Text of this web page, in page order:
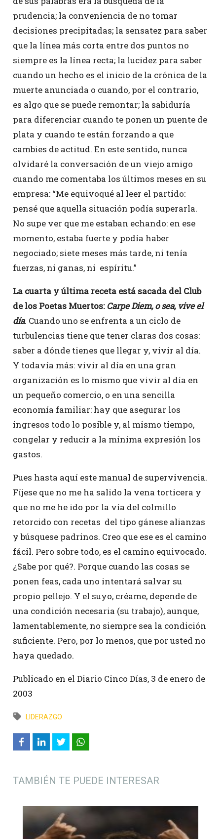
prudencia; la conveniencia de no tomar
decisiones precipitadas; la sensatez para saber
que la línea más corta entre dos puntos no
siempre es la línea recta; la lucidez para saber
cuando un hecho es el inicio de la crónica de la
muerte anunciada o cuando, por el contrario,
es algo que se puede remontar; la sabiduría
para diferenciar cuando te ponen un puente de
plata y cuando te están forzando a que
cambies de actitud. En este sentido, nunca
olvidaré la conversación de un viejo amigo
cuando me comentaba los últimos meses en su
empresa: “Me equivoqué al leer el partido:
pensé que aquella situación podía superarla.
No supe ver que me estaban echando: en ese
momento, estaba fuerte y podía haber
negociado; siete meses más tarde, ni tenía
fuerzas, ni ganas, ni espíritu.”
La cuarta y última receta está sacada del Club
de los Poetas Muertos: Carpe Diem, o sea, vive el
día. Cuando uno se enfrenta a un ciclo de
turbulencias tiene que tener claras dos cosas:
saber a dónde tienes que llegar y, vivir al día.
Y todavía más: vivir al día en una gran
organización es lo mismo que vivir al día en
un pequeño comercio, o en una sencilla
economía familiar: hay que asegurar los
ingresos todo lo posible y, al mismo tiempo,
congelar y reducir a la mínima expresión los
gastos.
Pues hasta aquí este manual de supervivencia.
Fíjese que no me ha salido la vena torticera y
que no me he ido por la vía del colmillo
retorcido con recetas del tipo gánese alianzas
y búsquese padrinos. Creo que ese es el camino
fácil. Pero sobre todo, es el camino equivocado.
¿Sabe por qué?. Porque cuando las cosas se
ponen feas, cada uno intentará salvar su
propio pellejo. Y el suyo, créame, depende de
una condición necesaria (su trabajo), aunque,
lamentablemente, no siempre sea la condición
suficiente. Pero, por lo menos, que por usted no
haya quedado.
Publicado en el Diario Cinco Días, 3 de enero de
2003
LIDERAZGO
TAMBIÉN TE PUEDE INTERESAR